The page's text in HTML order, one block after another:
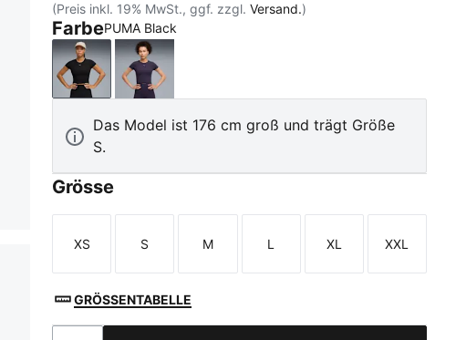
(Preis inkl. 19% MwSt., ggf. zzgl.Versand.)
FarbePUMA Black
PUMA BlackDeep Plum
Das Model ist 176 cm groß und trägt Größe
S.
Grösse
Größe
XS
Größe
S
Größe
M
Größe
L
Größe
XL
Größe
XXL
GRÖSSENTABELLE